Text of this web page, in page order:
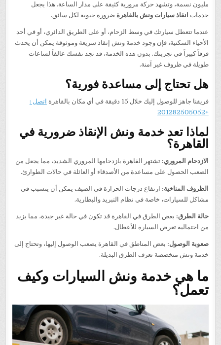
مليون نسمة، وتشهد حركة مرورية كثيفة على مدار الساعة. هذا يجعل
خدمات انقاذ سيارات ونش بالقاهرة ضرورة حيوية لكل سائق.
عندما تتعطل سيارتك في وسط الزحام، أو على الطريق الدائري، أو في أحد
الأحياء السكنية، فإن وجود خدمة ونش إنقاذ سريعة وموثوقة يمكن أن يحدث
فرقاً كبيراً في تجربتك. بدون هذه الخدمة، قد تجد نفسك عالقاً لساعات
طويلة في ظروف غير آمنة.
هل تحتاج إلى مساعدة فورية؟
فريقنا جاهز للوصول إليك خلال 15 دقيقة في أي مكان بالقاهرة
اتصل :
+201282505052
لماذا تعد خدمة ونش الإنقاذ ضرورية في
القاهرة؟
الازدحام المروري: تشتهر القاهرة بازدحامها المروري الشديد، مما يجعل من
الصعب الحصول على مساعدة من الأصدقاء أو العائلة في حالات الطوارئ.
الظروف المناخية: ارتفاع درجات الحرارة في الصيف يمكن أن يتسبب في
مشاكل للسيارات، خاصة في نظام التبريد والبطارية.
حالة الطرق: بعض الطرق في القاهرة قد تكون في حالة غير جيدة، مما يزيد
من احتمالية تعرض السيارة للأعطال.
صعوبة الوصول: بعض المناطق في القاهرة يصعب الوصول إليها، وتحتاج إلى
خدمة ونش متخصصة تعرف الطرق البديلة.
ما هي خدمة ونش السيارات وكيف
تعمل؟